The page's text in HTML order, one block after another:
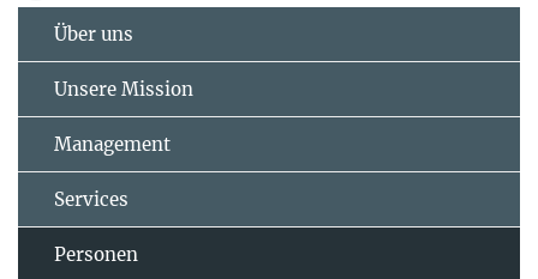
Über uns
Unsere Mission
Management
Services
Personen